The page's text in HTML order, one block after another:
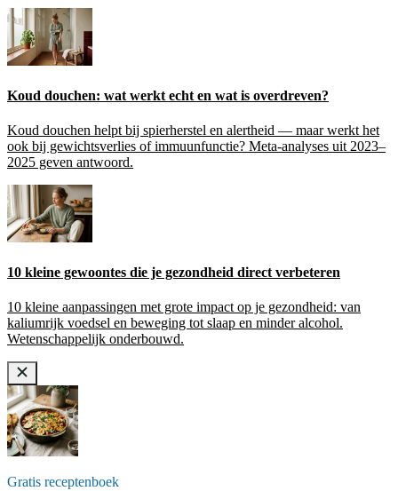
Koud douchen: wat werkt echt en wat is overdreven?
Koud douchen helpt bij spierherstel en alertheid — maar werkt het
ook bij gewichtsverlies of immuunfunctie? Meta-analyses uit 2023–
2025 geven antwoord.
10 kleine gewoontes die je gezondheid direct verbeteren
10 kleine aanpassingen met grote impact op je gezondheid: van
kaliumrijk voedsel en beweging tot slaap en minder alcohol.
Wetenschappelijk onderbouwd.
Gratis receptenboek